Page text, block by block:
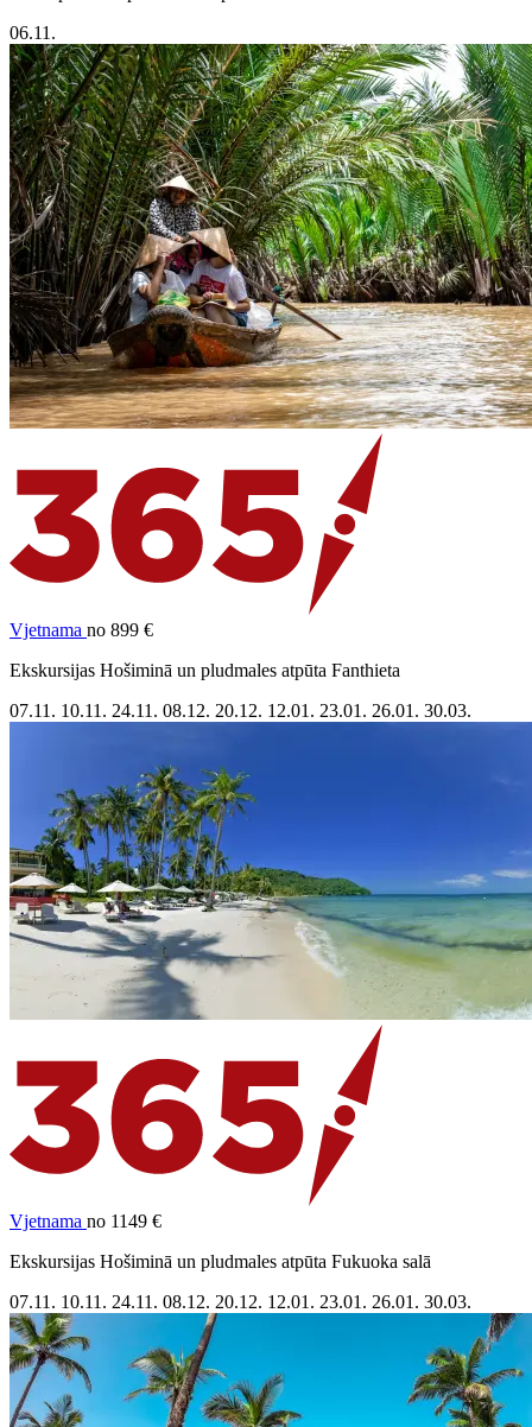
06.11.
Vjetnama no 899 €
Ekskursijas Hošiminā un pludmales atpūta Fanthieta
07.11. 10.11. 24.11. 08.12. 20.12. 12.01. 23.01. 26.01. 30.03.
Vjetnama no 1149 €
Ekskursijas Hošiminā un pludmales atpūta Fukuoka salā
07.11. 10.11. 24.11. 08.12. 20.12. 12.01. 23.01. 26.01. 30.03.